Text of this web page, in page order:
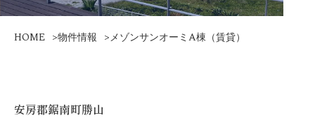
HOME >物件情報 >メゾンサンオーミA棟（賃貸）
安房郡鋸南町勝山